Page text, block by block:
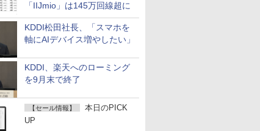
「IIJmio」は145万回線超に
KDDI松田社長、「スマホを
軸にAIデバイス増やしたい」
KDDI、楽天へのローミング
を9月末で終了
【セール情報】
本日のPICK
UP